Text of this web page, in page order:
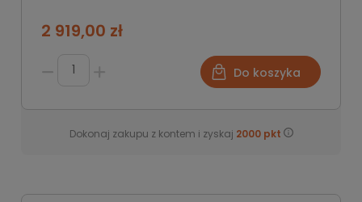
2 919,00 zł
Do koszyka
Dokonaj zakupu z kontem i zyskaj 2000pkt